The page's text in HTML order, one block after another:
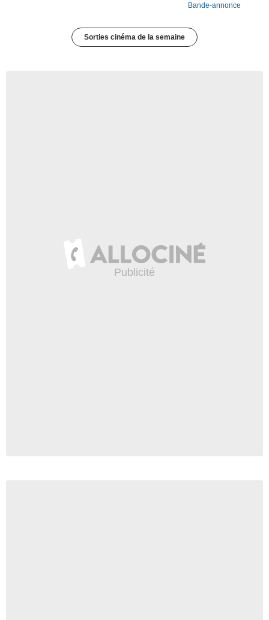
Bande-annonce
Sorties cinéma de la semaine